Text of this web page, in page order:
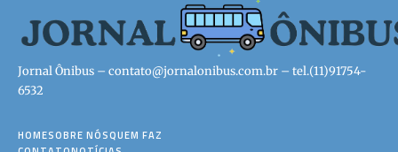
Jornal Ônibus – contato@jornalonibus.com.br – tel.(11)91754-
6532
HOMESOBRE NÓSQUEM FAZ